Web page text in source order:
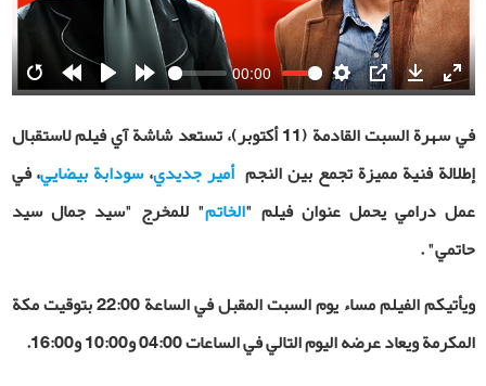
RestartRewindPlay Forward
00:00
Settings
PIP Download
في سهرة السبت القادمة (11 أکتوبر)، تستعد شاشة آي فيلم لاستقبال
إطلالة فنية مميزة تجمع بين النجم أمير جديدي،سودابة بيضايي، في
عمل درامي يحمل عنوانفيلم "الخاتم" للمخرج "سيد جمال سيد
حاتمي" .
ويأتيكم الفيلم مساء يوم السبت المقبل في الساعة 22:00 بتوقيت مكة
المكرمة ويعاد عرضه اليوم التالي في الساعات 04:00 و10:00 و16:00.